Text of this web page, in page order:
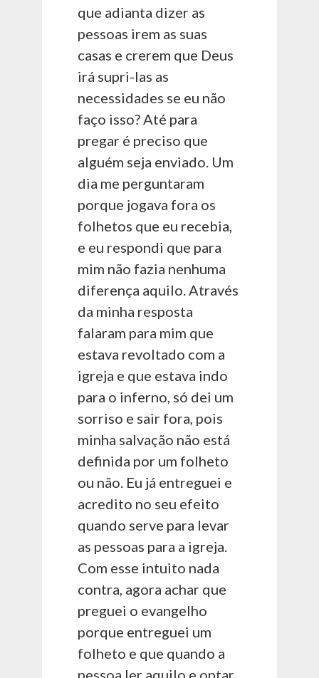
que adianta dizer as
pessoas irem as suas
casas e crerem que Deus
irá supri-las as
necessidades se eu não
faço isso? Até para
pregar é preciso que
alguém seja enviado. Um
dia me perguntaram
porque jogava fora os
folhetos que eu recebia,
e eu respondi que para
mim não fazia nenhuma
diferença aquilo. Através
da minha resposta
falaram para mim que
estava revoltado com a
igreja e que estava indo
para o inferno, só dei um
sorriso e sair fora, pois
minha salvação não está
definida por um folheto
ou não. Eu já entreguei e
acredito no seu efeito
quando serve para levar
as pessoas para a igreja.
Com esse intuito nada
contra, agora achar que
preguei o evangelho
porque entreguei um
folheto e que quando a
pessoa ler aquilo e optar